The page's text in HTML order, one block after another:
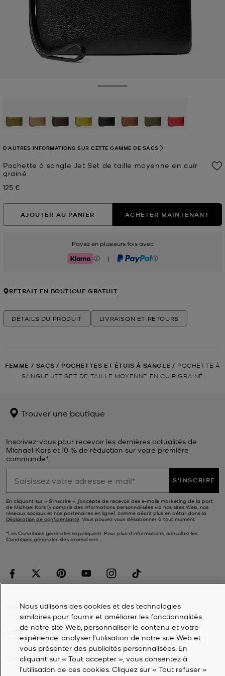
Pochette à sangle Jet Set de taille moyenne en cuir
grainé
Prix actuel
125 €
D'AUTRES INFORMATIONS SUR CETTE GAMME DE SACS
AJOUTER AU PANIER ACHETER MAINTENANT
Payez en plusieurs fois avec
Klarna | PayPal
RETRAIT EN BOUTIQUE GRATUIT
DÉTAILS DU PRODUIT LIVRAISON ET RETOURS
FEMME / SACS / POCHETTES ET ÉTUIS À SANGLE / POCHETTE À
SANGLE JET SET DE TAILLE MOYENNE EN CUIR GRAINÉ
Trouver une boutique
Inscrivez-vous pour recevoir les dernières actualités de
Michael Kors et 10 % de réduction sur votre première
commande*.
S'INSCRIRE
En cliquant sur « S’inscrire », j’accepte de recevoir des e-mails marketing de la part
de Michael Kors (y compris des informations personnalisées via nos sites Web, nos
réseaux sociaux et nos partenaires en ligne), comme décrit plus en détail dans la
Déclaration de confidentialité. Vous pouvez vous désabonner à tout moment.
*Les Conditions générales sappliquent. Pour plus d’informations, consultez les
Conditions générales des promotions.
SERVICE À LA CLIENTÈLE
MON COMPTE
ENTREPRISE
Nous utilisons des cookies et des technologies
similaires pour fournir et améliorer les fonctionnalités
de notre site Web, personnaliser le contenu et votre
expérience, analyser l'utilisation de notre site Web et
vous présenter des publicités personnalisées. En
cliquant sur « Tout accepter », vous consentez à
l’utilisation de ces cookies. Cliquez sur « Tout refuser »